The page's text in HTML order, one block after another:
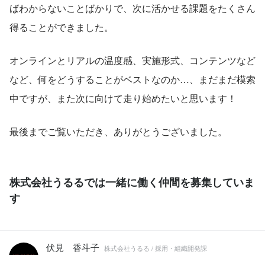
ばわからないことばかりで、次に活かせる課題をたくさん
得ることができました。
オンラインとリアルの温度感、実施形式、コンテンツなど
など、何をどうすることがベストなのか…、まだまだ模索
中ですが、また次に向けて走り始めたいと思います！
最後までご覧いただき、ありがとうございました。
株式会社うるるでは一緒に働く仲間を募集していま
す
伏見 香斗子 株式会社うるる / 採用・組織開発課